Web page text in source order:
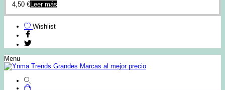
4,50 €Leer más
Wishlist
Menu